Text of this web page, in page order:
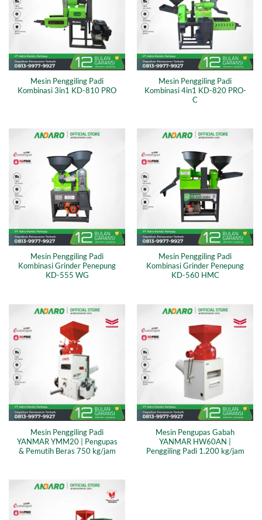
Mesin Penggiling Padi
Kombinasi 3in1 KD-810 PRO
Mesin Penggiling Padi
Kombinasi 4in1 KD-820 PRO-
C
Mesin Penggiling Padi
Kombinasi Grinder Penepung
KD-555 WG
Mesin Penggiling Padi
Kombinasi Grinder Penepung
KD-560 HMC
Mesin Penggiling Padi
YANMAR YMM20 | Pengupas
& Pemutih Beras 750 kg/jam
Mesin Pengupas Gabah
YANMAR HW60AN |
Penggiling Padi 1.200 kg/jam